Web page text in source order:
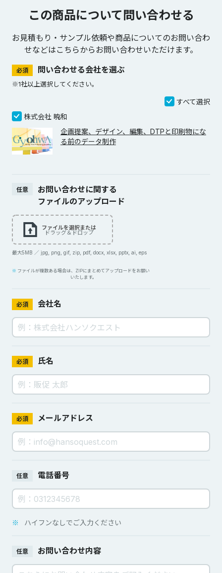
この商品について問い合わせる
お見積もり・サンプル依頼や商品についてのお問い合わ
せなどは こちらからお問い合わせいただけます。
必須 問い合わせる会社を選ぶ
※1社以上選択してください。
すべて選択
株式会社 暁和
企画提案、デザイン、編集、DTPと印刷物にな
る前のデータ制作
任意
お問い合わせに関する
ファイルのアップロード
ファイルを選択または
ドラッグ＆ドロップ
最大5MB ／ jpg, png, gif, zip, pdf, docx, xlsx, pptx, ai, eps
ファイルが複数ある場合は、ZIPにまとめてアップロードをお願い
いたします。
必須 会社名
必須 氏名
必須 メールアドレス
任意 電話番号
※ ハイフンなしでご入力ください
任意 お問い合わせ内容